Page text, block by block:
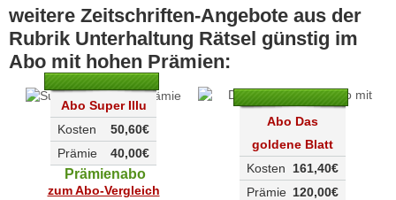
weitere Zeitschriften-Angebote aus der
Rubrik Unterhaltung Rätsel günstig im
Abo mit hohen Prämien:
Abo Super Illu
50,60€
Kosten
40,00€
Prämie
Prämienabo
zum Abo-Vergleich
Abo Das
goldene Blatt
161,40€
Kosten
120,00€
Prämie